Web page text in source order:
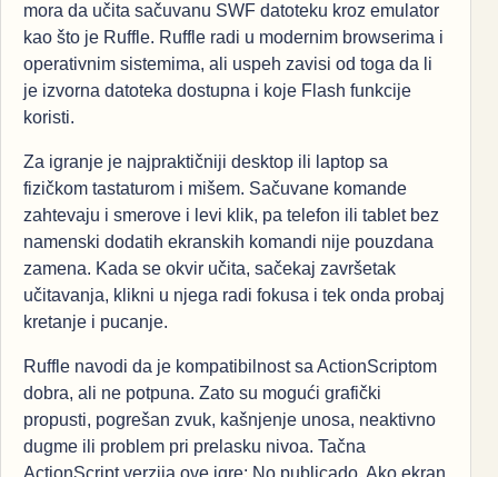
mora da učita sačuvanu SWF datoteku kroz emulator
kao što je Ruffle. Ruffle radi u modernim browserima i
operativnim sistemima, ali uspeh zavisi od toga da li
je izvorna datoteka dostupna i koje Flash funkcije
koristi.
Za igranje je najpraktičniji desktop ili laptop sa
fizičkom tastaturom i mišem. Sačuvane komande
zahtevaju i smerove i levi klik, pa telefon ili tablet bez
namenski dodatih ekranskih komandi nije pouzdana
zamena. Kada se okvir učita, sačekaj završetak
učitavanja, klikni u njega radi fokusa i tek onda probaj
kretanje i pucanje.
Ruffle navodi da je kompatibilnost sa ActionScriptom
dobra, ali ne potpuna. Zato su mogući grafički
propusti, pogrešan zvuk, kašnjenje unosa, neaktivno
dugme ili problem pri prelasku nivoa. Tačna
ActionScript verzija ove igre: No publicado. Ako ekran